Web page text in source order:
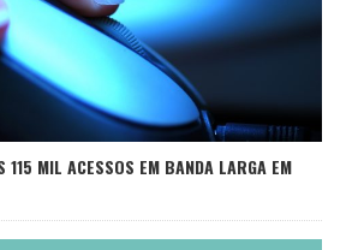
115 MIL ACESSOS EM BANDA LARGA EM